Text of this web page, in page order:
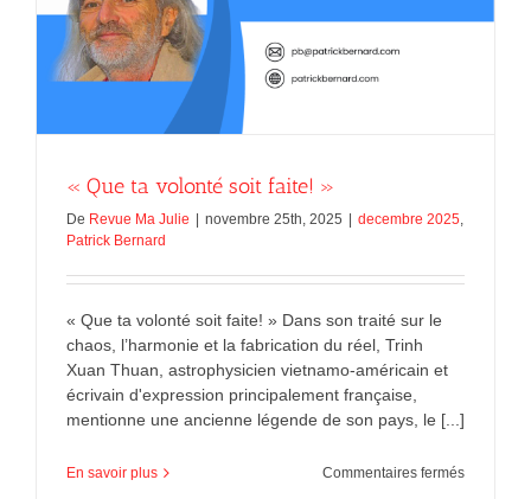
« Que ta volonté soit faite! »
De Revue Ma Julie | novembre 25th, 2025 | decembre 2025
Patrick Bernard
« Que ta volonté soit faite! » Dans son traité sur le
chaos, l’harmonie et la fabrication du réel, Trinh
Xuan Thuan, astrophysicien vietnamo-américain et
écrivain d'expression principalement française,
mentionne une ancienne légende de son pays, le [...]
En savoir plus Commentaires ferméssur